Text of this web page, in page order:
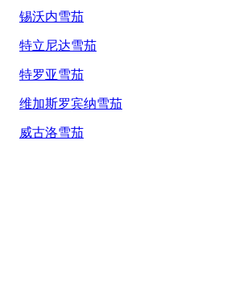
锡沃内雪茄
特立尼达雪茄
特罗亚雪茄
维加斯罗宾纳雪茄
威古洛雪茄